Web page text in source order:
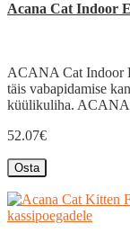
Acana Cat Indoor
ACANA Cat Indoor
täis vabapidamise
küülikuliha. ACANA
52.07€
Osta